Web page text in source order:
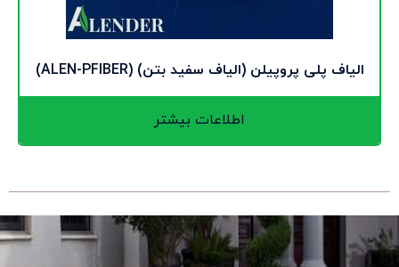
الیاف پلی پروپیلن (الیاف سفید بتن) (ALEN-PFIBER)
اطلاعات بیشتر